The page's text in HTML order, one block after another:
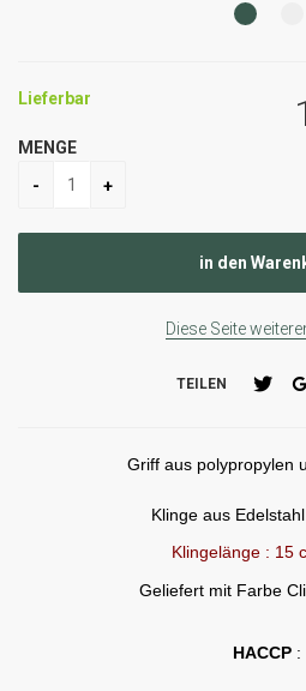
Lieferbar
MENGE
Diese Seite
TEILEN
Griff aus polypropylen
Klinge aus
Klingelänge : 15
Geliefert mit Farbe
HACCP: